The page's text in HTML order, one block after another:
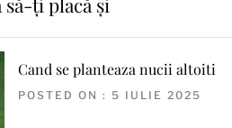
Cand se planteaza nucii altoiti
POSTED ON : 5 IULIE 2025